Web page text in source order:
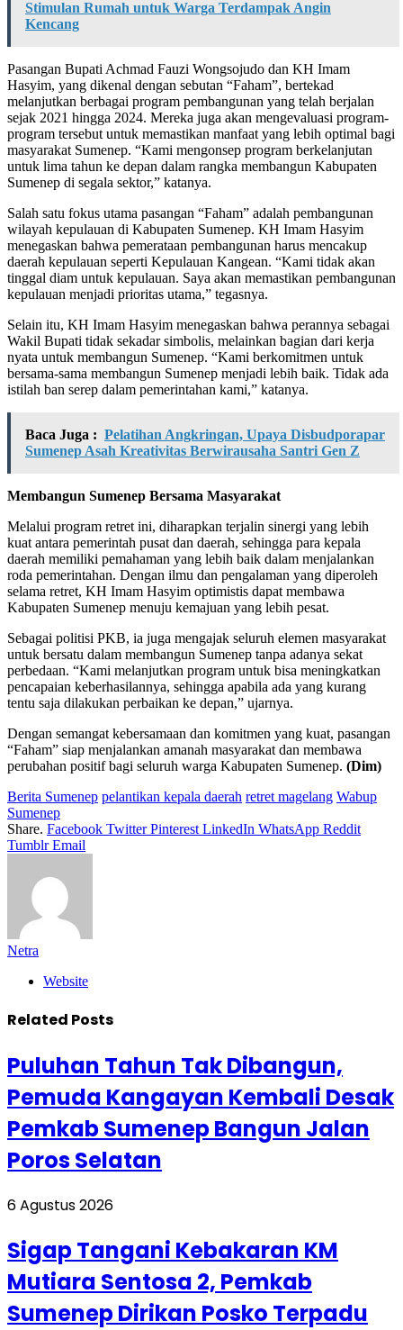
Stimulan Rumah untuk Warga Terdampak Angin
Kencang
Pasangan Bupati Achmad Fauzi Wongsojudo dan KH Imam
Hasyim, yang dikenal dengan sebutan “Faham”, bertekad
melanjutkan berbagai program pembangunan yang telah berjalan
sejak 2021 hingga 2024. Mereka juga akan mengevaluasi program-
program tersebut untuk memastikan manfaat yang lebih optimal bagi
masyarakat Sumenep. “Kami mengonsep program berkelanjutan
untuk lima tahun ke depan dalam rangka membangun Kabupaten
Sumenep di segala sektor,” katanya.
Salah satu fokus utama pasangan “Faham” adalah pembangunan
wilayah kepulauan di Kabupaten Sumenep. KH Imam Hasyim
menegaskan bahwa pemerataan pembangunan harus mencakup
daerah kepulauan seperti Kepulauan Kangean. “Kami tidak akan
tinggal diam untuk kepulauan. Saya akan memastikan pembangunan
kepulauan menjadi prioritas utama,” tegasnya.
Selain itu, KH Imam Hasyim menegaskan bahwa perannya sebagai
Wakil Bupati tidak sekadar simbolis, melainkan bagian dari kerja
nyata untuk membangun Sumenep. “Kami berkomitmen untuk
bersama-sama membangun Sumenep menjadi lebih baik. Tidak ada
istilah ban serep dalam pemerintahan kami,” katanya.
Baca Juga : Pelatihan Angkringan, Upaya Disbudporapar
Sumenep Asah Kreativitas Berwirausaha Santri Gen Z
Membangun Sumenep Bersama Masyarakat
Melalui program retret ini, diharapkan terjalin sinergi yang lebih
kuat antara pemerintah pusat dan daerah, sehingga para kepala
daerah memiliki pemahaman yang lebih baik dalam menjalankan
roda pemerintahan. Dengan ilmu dan pengalaman yang diperoleh
selama retret, KH Imam Hasyim optimistis dapat membawa
Kabupaten Sumenep menuju kemajuan yang lebih pesat.
Sebagai politisi PKB, ia juga mengajak seluruh elemen masyarakat
untuk bersatu dalam membangun Sumenep tanpa adanya sekat
perbedaan. “Kami melanjutkan program untuk bisa meningkatkan
pencapaian keberhasilannya, sehingga apabila ada yang kurang
tentu saja dilakukan perbaikan ke depan,” ujarnya.
Dengan semangat kebersamaan dan komitmen yang kuat, pasangan
“Faham” siap menjalankan amanah masyarakat dan membawa
perubahan positif bagi seluruh warga Kabupaten Sumenep. (Dim)
Berita Sumenep pelantikan kepala daerah retret magelang Wabup
Sumenep
Share. Facebook Twitter Pinterest LinkedIn WhatsApp Reddit
Tumblr Email
Netra
Website
Related Posts
Puluhan Tahun Tak Dibangun,
Pemuda Kangayan Kembali Desak
Pemkab Sumenep Bangun Jalan
Poros Selatan
6 Agustus 2026
Sigap Tangani Kebakaran KM
Mutiara Sentosa 2, Pemkab
Sumenep Dirikan Posko Terpadu